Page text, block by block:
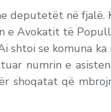
deputetët në fjalë.
e Avokatit të
se komuna
numrin e
shoqatat që